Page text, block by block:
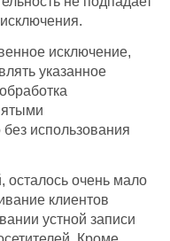
исключение,
указанное
использования
очень мало
клиентов
устной записи